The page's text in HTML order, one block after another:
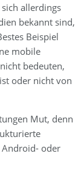
sich allerdings
bekannt sind,
Beispiel
mobile
bedeuten,
oder nicht von
Mut, denn
Android- oder